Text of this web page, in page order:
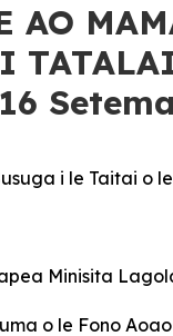
AO
i le Taitai o
Minisita
o le Fono